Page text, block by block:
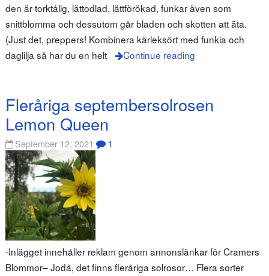
den är torktålig, lättodlad, lättförökad, funkar även som
snittblomma och dessutom går bladen och skotten att äta.
(Just det, preppers! Kombinera kärleksört med funkia och
daglilja så har du en helt
Continue reading
Fleråriga septembersolrosen
Lemon Queen
September 12, 2021 1
-Inlägget innehåller reklam genom annonslänkar för Cramers
Blommor– Jodå, det finns fleråriga solrosor… Flera sorter